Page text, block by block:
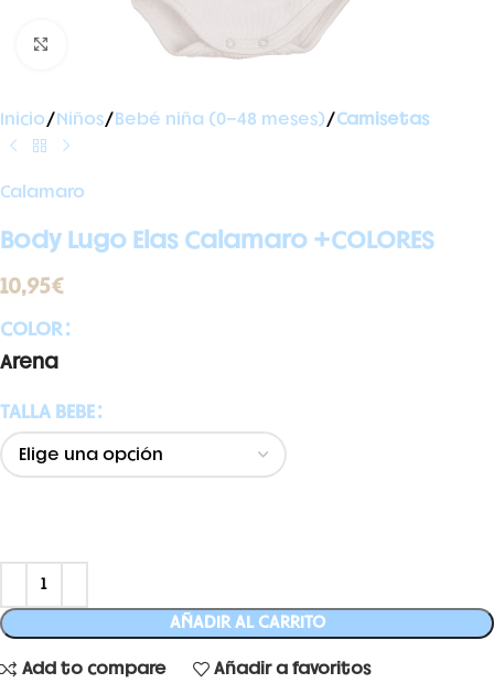
Ampliar foto
Inicio Niños Bebé niña (0-48 meses) Camisetas
Calamaro
Body Lugo Elas Calamaro +COLORES
10,95€
COLOR
Arena
TALLA BEBE
AÑADIR AL CARRITO
Add to compare Añadir a favoritos